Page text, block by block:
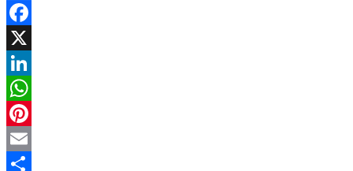
Facebook
X
LinkedIn
WhatsApp
Pinterest
Email